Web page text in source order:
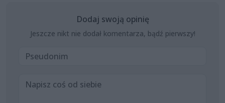
Dodaj swoją opinię
Jeszcze nikt nie dodał komentarza, bądź pierwszy!